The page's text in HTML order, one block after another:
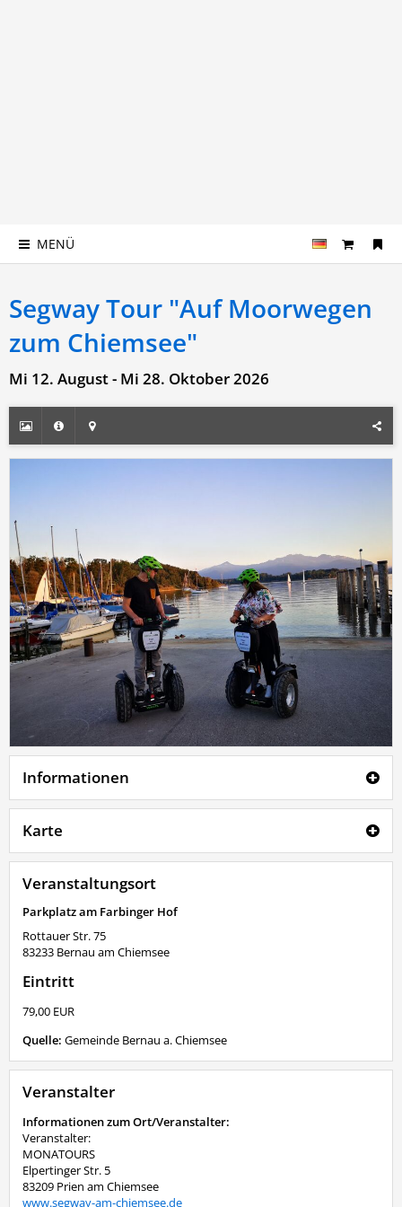
MENÜ
Segway Tour "Auf Moorwegen
zum Chiemsee"
Mi 12. August - Mi 28. Oktober 2026
Informationen
Karte
Veranstaltungsort
Parkplatz am Farbinger Hof
Rottauer Str. 75
83233 Bernau am Chiemsee
Eintritt
79,00 EUR
Quelle: Gemeinde Bernau a. Chiemsee
Veranstalter
Informationen zum Ort/Veranstalter:
Veranstalter:
MONATOURS
Elpertinger Str. 5
83209 Prien am Chiemsee
www.segway-am-chiemsee.de